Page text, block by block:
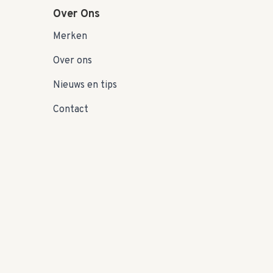
Over Ons
Merken
Over ons
Nieuws en tips
Contact